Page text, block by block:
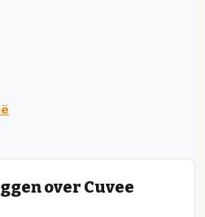
over Cuvee